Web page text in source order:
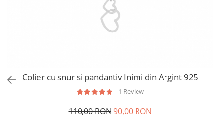
Coliere Transparente cu Stea
Coliere Transparente cu Soare
Coliere Transparente cu Semilună
Coliere Transparente cu Flori
Coliere Transparente cu Animale
Coliere Transparente cu Molecule
Colier cu snur si pandantiv Inimi din Argint 925
1 Review
110,00 RON 90,00 RON